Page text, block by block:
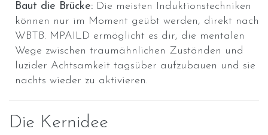
Baut die Brücke: Die meisten Induktionstechniken
können nur im Moment geübt werden, direkt nach
WBTB. MPAILD ermöglicht es dir, die mentalen
Wege zwischen traumähnlichen Zuständen und
luzider Achtsamkeit tagsüber aufzubauen und sie
nachts wieder zu aktivieren.
Die Kernidee